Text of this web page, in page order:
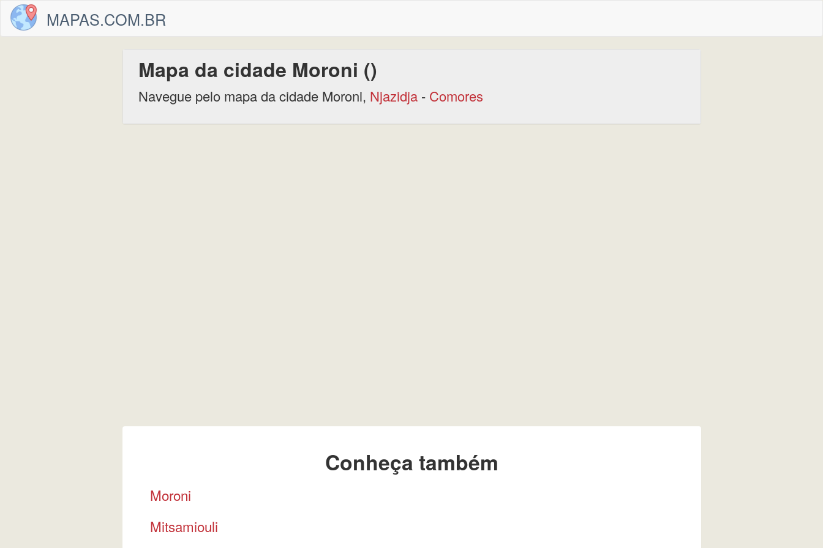
MAPAS.COM.BR
Mapa da cidade Moroni ()
Navegue pelo mapa da cidade Moroni, Njazidja- Comores
Conheça também
Moroni
Mitsamiouli